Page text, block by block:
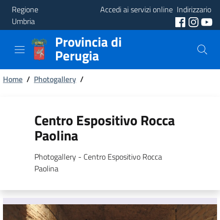
Regione
Umbria
Accedi ai servizi online Indirizzario
Provincia
Aree
Tematiche
Provincia di
Perugia
Briciole
pane
Home / Photogallery /
Centro Espositivo Rocca
Paolina
Photogallery - Centro Espositivo Rocca
Paolina